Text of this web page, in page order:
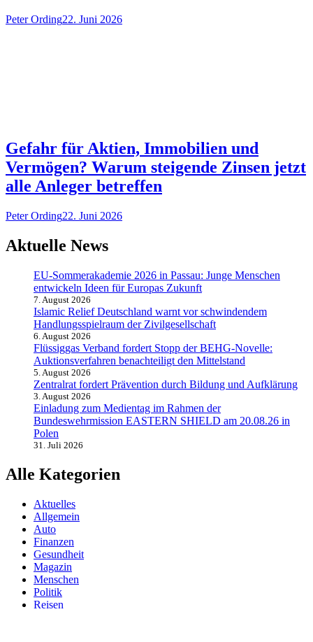
Peter Ording22. Juni 2026
Gefahr für Aktien, Immobilien und
Vermögen? Warum steigende Zinsen jetzt
alle Anleger betreffen
Peter Ording22. Juni 2026
Aktuelle News
EU-Sommerakademie 2026 in Passau: Junge Menschen
entwickeln Ideen für Europas Zukunft
7. August 2026
Islamic Relief Deutschland warnt vor schwindendem
Handlungsspielraum der Zivilgesellschaft
6. August 2026
Flüssiggas Verband fordert Stopp der BEHG-Novelle:
Auktionsverfahren benachteiligt den Mittelstand
5. August 2026
Zentralrat fordert Prävention durch Bildung und Aufklärung
3. August 2026
Einladung zum Medientag im Rahmen der
Bundeswehrmission EASTERN SHIELD am 20.08.26 in
Polen
31. Juli 2026
Alle Kategorien
Aktuelles
Allgemein
Auto
Finanzen
Gesundheit
Magazin
Menschen
Politik
Reisen